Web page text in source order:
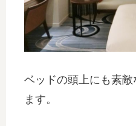
ベッドの頭上にも素
ます。